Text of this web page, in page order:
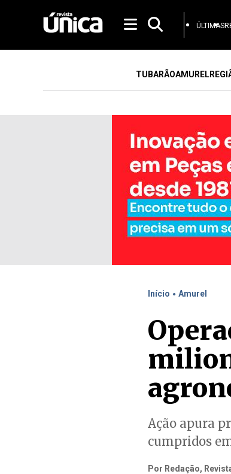
ÚLTIMAS
TUBARÃOAMUREL
Início . Amurel
Ação apura
cumpridos
Por Redação,